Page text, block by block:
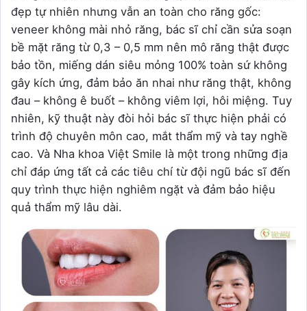
đẹp tự nhiên nhưng vẫn an toàn cho răng gốc:
veneer không mài nhỏ răng, bác sĩ chỉ cần sửa soạn
bề mặt răng từ 0,3 – 0,5 mm nên mô răng thật được
bảo tồn, miếng dán siêu mỏng 100% toàn sứ không
gây kích ứng, đảm bảo ăn nhai như răng thật, không
đau – không ê buốt – không viêm lợi, hôi miệng. Tuy
nhiên, kỹ thuật này đòi hỏi bác sĩ thực hiện phải có
trình độ chuyên môn cao, mắt thẩm mỹ và tay nghề
cao. Và Nha khoa Việt Smile là một trong những địa
chỉ đáp ứng tất cả các tiêu chí từ đội ngũ bác sĩ đến
quy trình thực hiện nghiêm ngặt và đảm bảo hiệu
quả thẩm mỹ lâu dài.